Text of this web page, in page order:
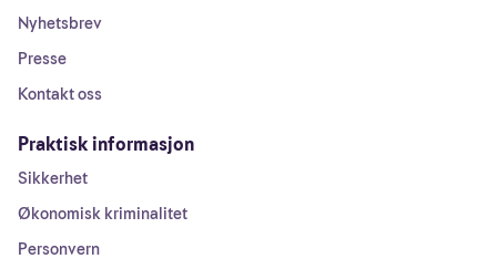
Nyhetsbrev
Presse
Kontakt oss
Praktisk informasjon
Sikkerhet
Økonomisk kriminalitet
Personvern